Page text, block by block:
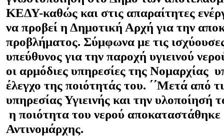
ΚΕΔΥ-καθώς και στις απαραίτητες
να προβεί η Δημοτική Αρχή για την
προβλήματος. Σύμφωνα με τις
υπεύθυνος για την παροχή υγιεινού
οι αρμόδιες υπηρεσίες της Νομαρχίας
έλεγχο της ποιότητάς του. ΄΄Μετά από
υπηρεσίας Υγιεινής και την υλοποίησή
η ποιότητα του νερού αποκαταστάθηκε
Αντινομάρχης.